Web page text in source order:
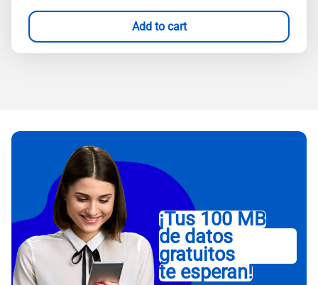
Add to cart
¡Tus 100 MB
de datos
gratuitos
te esperan!